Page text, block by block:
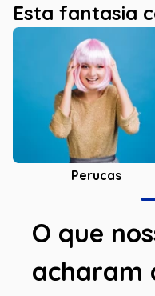
Esta fantasia
Perucas
O que
acharam